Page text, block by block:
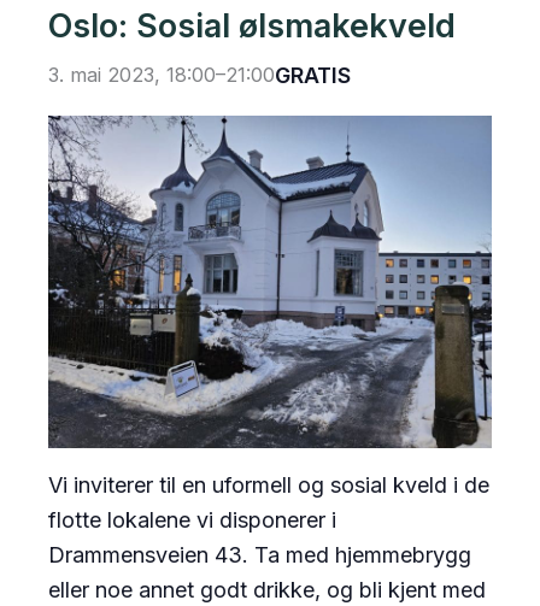
Oslo: Sosial ølsmakekveld
3. mai 2023, 18:00–21:00GRATIS
Vi inviterer til en uformell og sosial kveld i de
flotte lokalene vi disponerer i
Drammensveien 43. Ta med hjemmebrygg
eller noe annet godt drikke, og bli kjent med